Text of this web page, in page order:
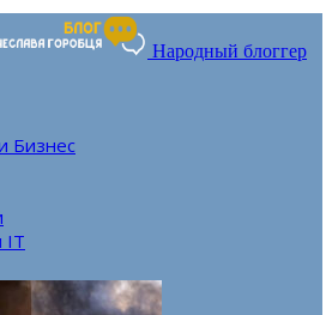
Народный блоггер
Бизнес
IT